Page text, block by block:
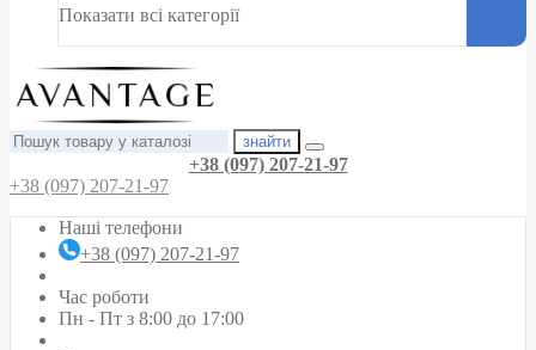
Показати всі категорії
знайти
+38 (097) 207-21-97
+38 (097) 207-21-97
Наші телефони
+38 (097) 207-21-97
Час роботи
Пн - Пт з 8:00 до 17:00